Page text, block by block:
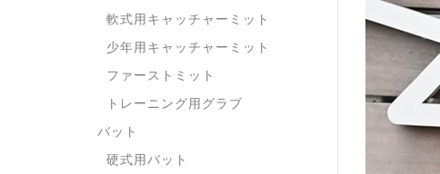
軟式用キャッチャーミット
少年用キャッチャーミット
ファーストミット
トレーニング用グラブ
バット
硬式用バット